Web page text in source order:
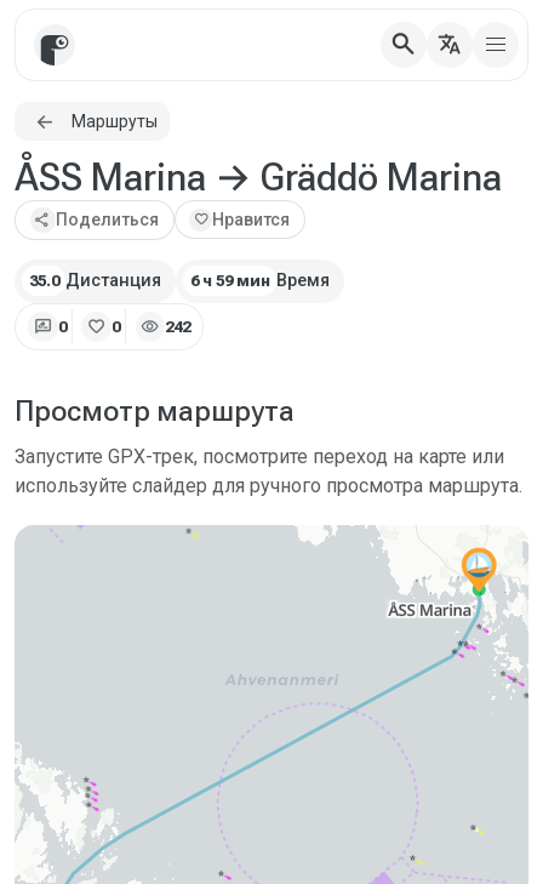
search translate
Маршруты
ÅSS Marina → Gräddö Marina
share Поделиться favorite Нравится
35.0 Дистанция 6 ч 59 мин Время
rate_review 0 favorite 0 visibility 242
Просмотр маршрута
Запустите GPX-трек, посмотрите переход на карте или
используйте слайдер для ручного просмотра маршрута.